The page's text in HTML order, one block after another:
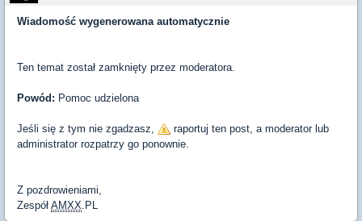
Wiadomość wygenerowana automatycznie
Ten temat został zamknięty przez moderatora.
Powód: Pomoc udzielona
Jeśli się z tym nie zgadzasz,
raportuj ten post, a moderator lub
administrator rozpatrzy go ponownie.
Z pozdrowieniami,
Zespół AMXX .PL